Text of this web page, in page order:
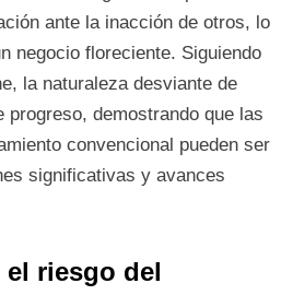
ante la inacción de otros, lo
negocio floreciente. Siguiendo
la naturaleza desviante de
progreso, demostrando que las
convencional pueden ser
significativas y avances
riesgo del